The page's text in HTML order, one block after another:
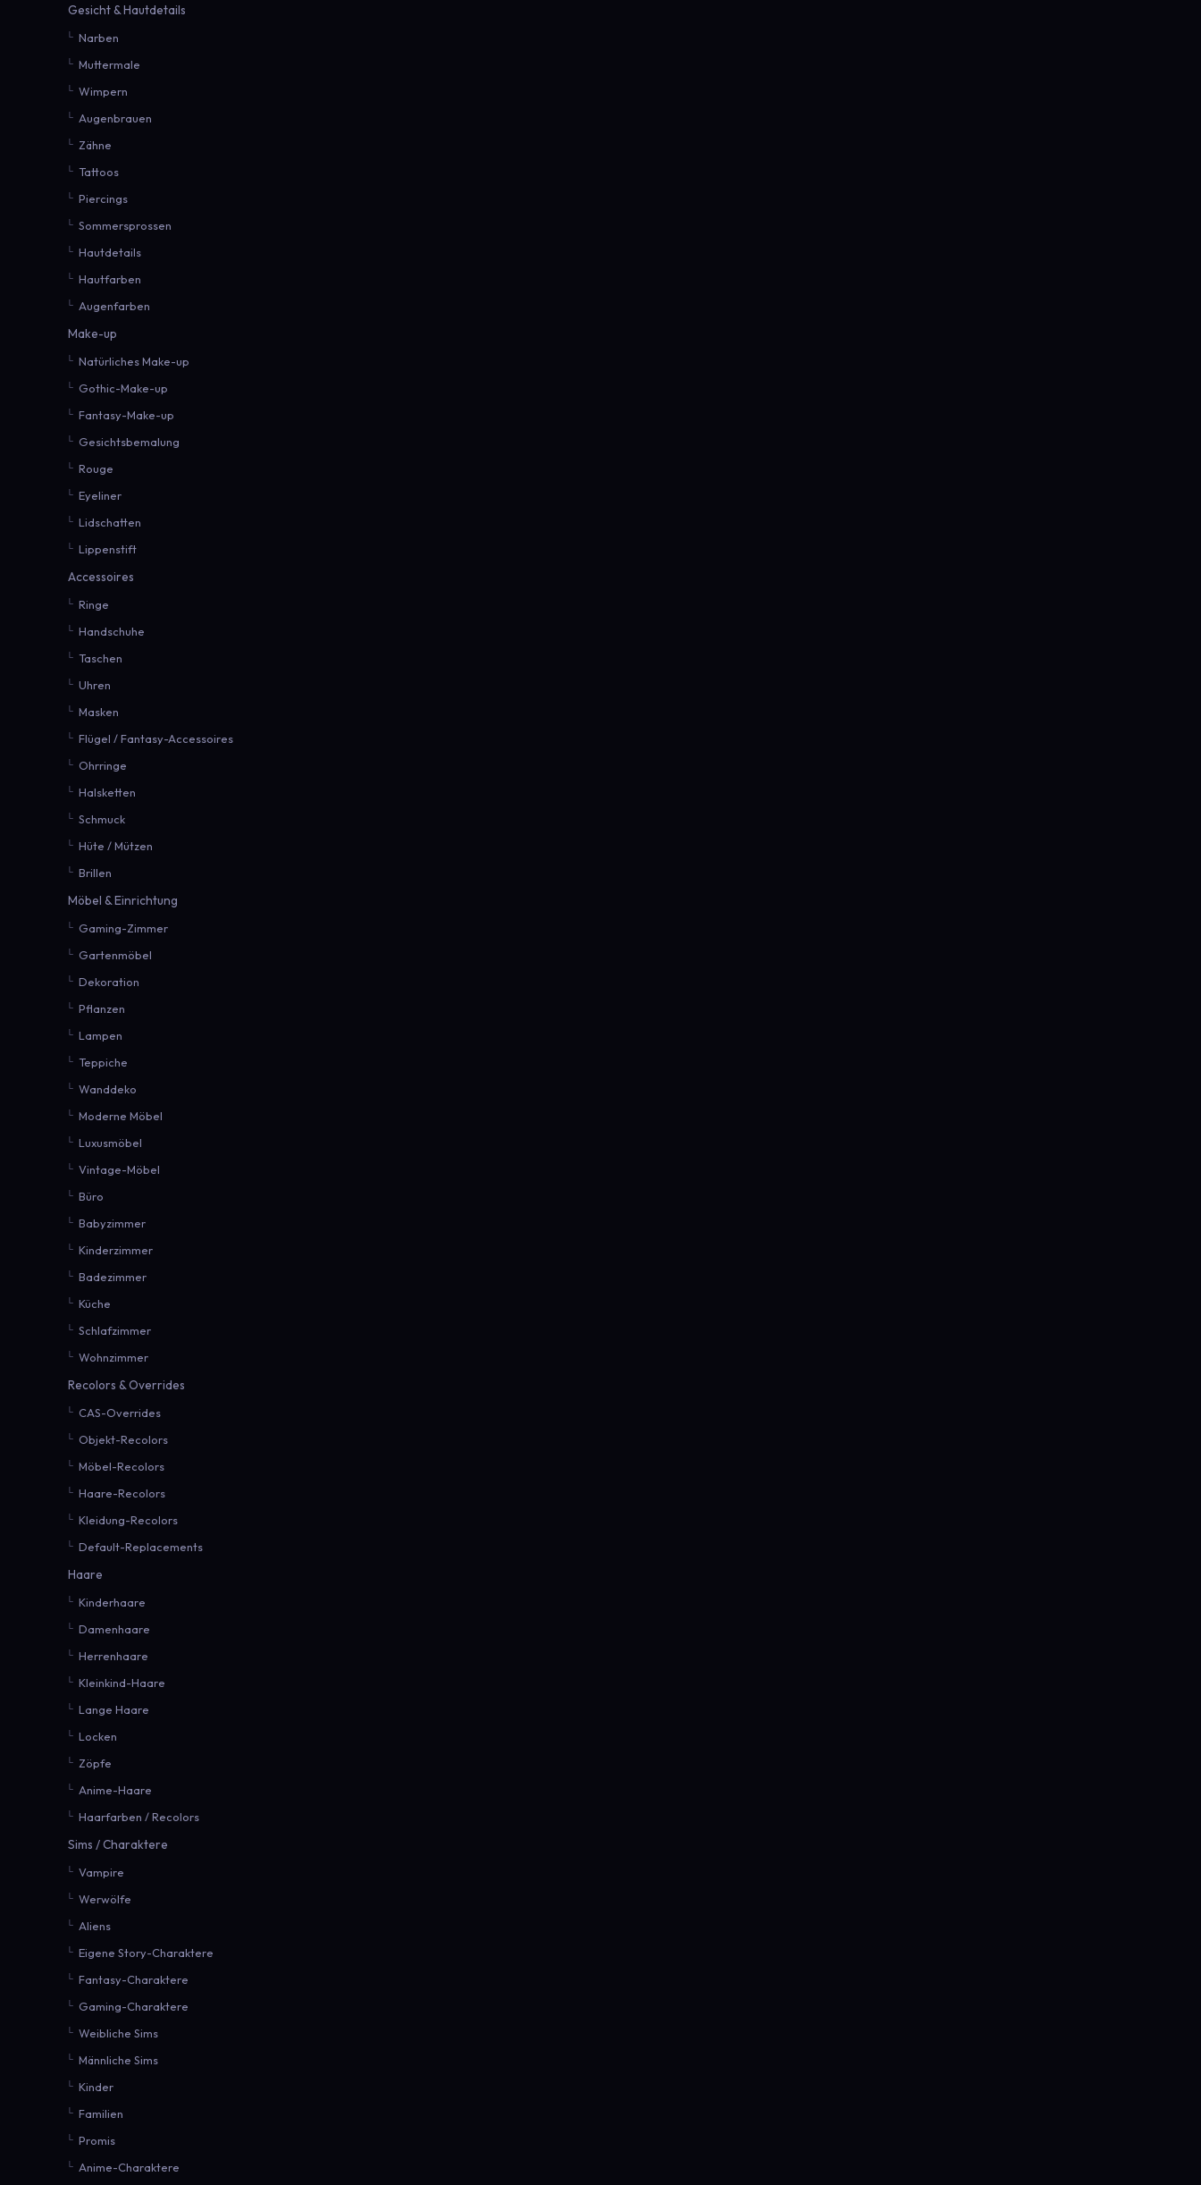
Gesicht & Hautdetails
Narben
Muttermale
Wimpern
Augenbrauen
Zähne
Tattoos
Piercings
Sommersprossen
Hautdetails
Hautfarben
Augenfarben
Make-up
Natürliches Make-up
Gothic-Make-up
Fantasy-Make-up
Gesichtsbemalung
Rouge
Eyeliner
Lidschatten
Lippenstift
Accessoires
Ringe
Handschuhe
Taschen
Uhren
Masken
Flügel / Fantasy-Accessoires
Ohrringe
Halsketten
Schmuck
Hüte / Mützen
Brillen
Möbel & Einrichtung
Gaming-Zimmer
Gartenmöbel
Dekoration
Pflanzen
Lampen
Teppiche
Wanddeko
Moderne Möbel
Luxusmöbel
Vintage-Möbel
Büro
Babyzimmer
Kinderzimmer
Badezimmer
Küche
Schlafzimmer
Wohnzimmer
Recolors & Overrides
CAS-Overrides
Objekt-Recolors
Möbel-Recolors
Haare-Recolors
Kleidung-Recolors
Default-Replacements
Haare
Kinderhaare
Damenhaare
Herrenhaare
Kleinkind-Haare
Lange Haare
Locken
Zöpfe
Anime-Haare
Haarfarben / Recolors
Sims / Charaktere
Vampire
Werwölfe
Aliens
Eigene Story-Charaktere
Fantasy-Charaktere
Gaming-Charaktere
Weibliche Sims
Männliche Sims
Kinder
Familien
Promis
Anime-Charaktere